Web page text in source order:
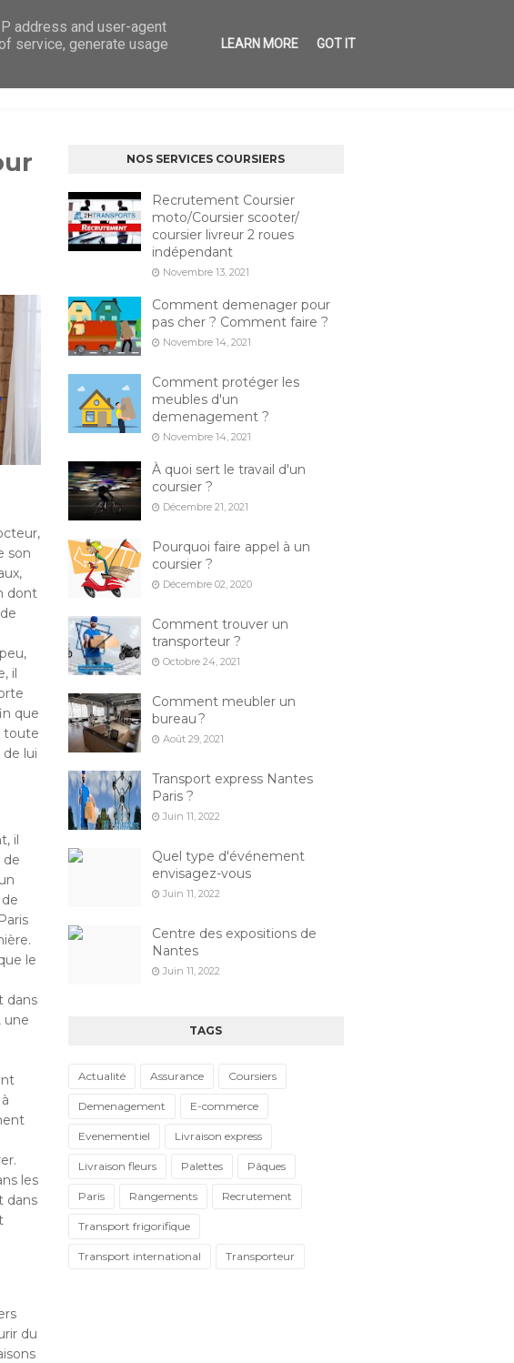
son
dont
il
que
toute
de lui
il
de
le
dans
une
les
dans
du
NOS SERVICES COURSIERS
Recrutement Coursier
moto/Coursier scooter/
coursier livreur 2 roues
indépendant
Novembre 13, 2021
Comment demenager pour
pas cher ? Comment faire ?
Novembre 14, 2021
Comment protéger les
meubles d'un
demenagement ?
Novembre 14, 2021
À quoi sert le travail d'un
coursier ?
Décembre 21, 2021
Pourquoi faire appel à un
coursier ?
Décembre 02, 2020
Comment trouver un
transporteur ?
Octobre 24, 2021
Comment meubler un
bureau ?
Août 29, 2021
Transport express Nantes
Paris ?
Juin 11, 2022
Quel type d'événement
envisagez-vous
Juin 11, 2022
Centre des expositions de
Nantes
Juin 11, 2022
TAGS
Actualité Assurance Coursiers
Demenagement E-commerce
Evenementiel Livraison express
Livraison fleurs Palettes Pâques
Paris Rangements Recrutement
Transport frigorifique
Transport international Transporteur
address and user-agent
service, generate usage
LEARN MORE GOT IT